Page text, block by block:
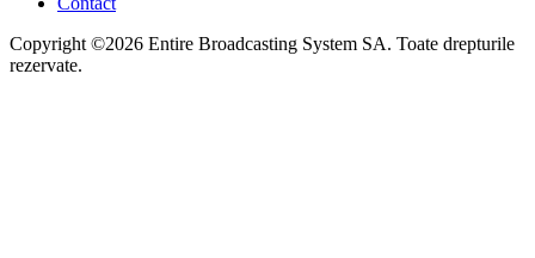
Copyright ©2026 Entire Broadcasting System SA. Toate drepturile
rezervate.